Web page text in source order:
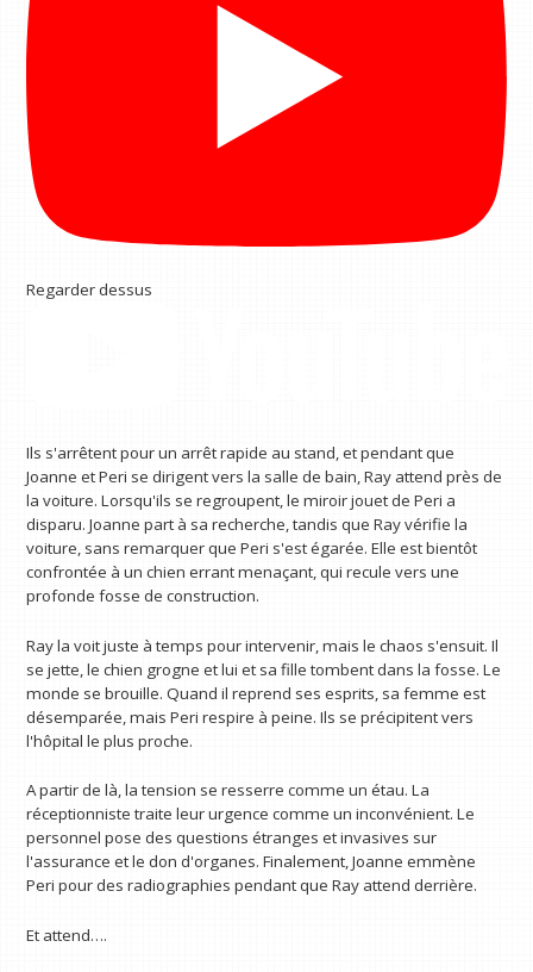
Regarder dessus
Ils s'arrêtent pour un arrêt rapide au stand, et pendant que
Joanne et Peri se dirigent vers la salle de bain, Ray attend près de
la voiture. Lorsqu'ils se regroupent, le miroir jouet de Peri a
disparu. Joanne part à sa recherche, tandis que Ray vérifie la
voiture, sans remarquer que Peri s'est égarée. Elle est bientôt
confrontée à un chien errant menaçant, qui recule vers une
profonde fosse de construction.
Ray la voit juste à temps pour intervenir, mais le chaos s'ensuit. Il
se jette, le chien grogne et lui et sa fille tombent dans la fosse. Le
monde se brouille. Quand il reprend ses esprits, sa femme est
désemparée, mais Peri respire à peine. Ils se précipitent vers
l'hôpital le plus proche.
A partir de là, la tension se resserre comme un étau. La
réceptionniste traite leur urgence comme un inconvénient. Le
personnel pose des questions étranges et invasives sur
l'assurance et le don d'organes. Finalement, Joanne emmène
Peri pour des radiographies pendant que Ray attend derrière.
Et attend….